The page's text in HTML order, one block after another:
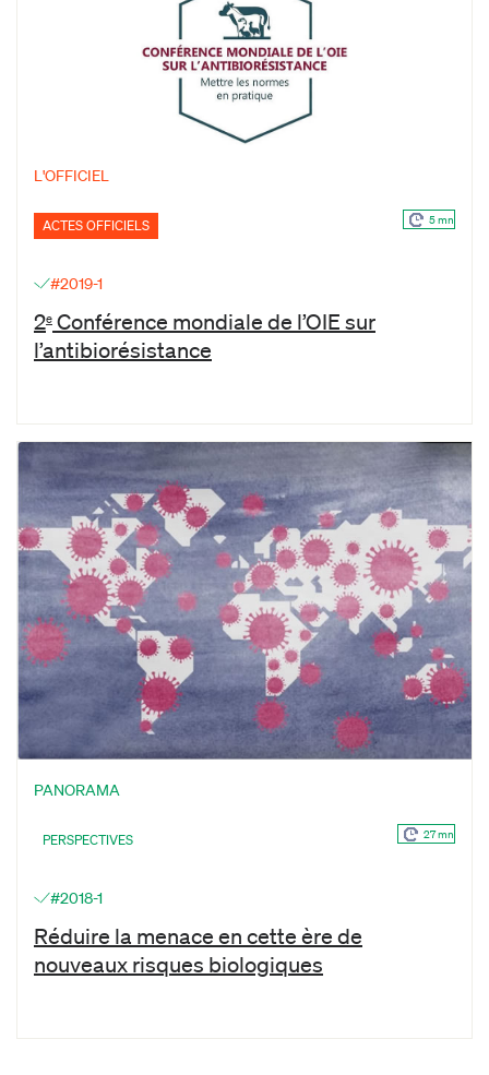
L'OFFICIEL
ACTES OFFICIELS 5 mn
#2019-1
2e Conférence mondiale de l’OIE sur
l’antibiorésistance
PANORAMA
PERSPECTIVES 27 mn
#2018-1
Réduire la menace en cette ère de
nouveaux risques biologiques